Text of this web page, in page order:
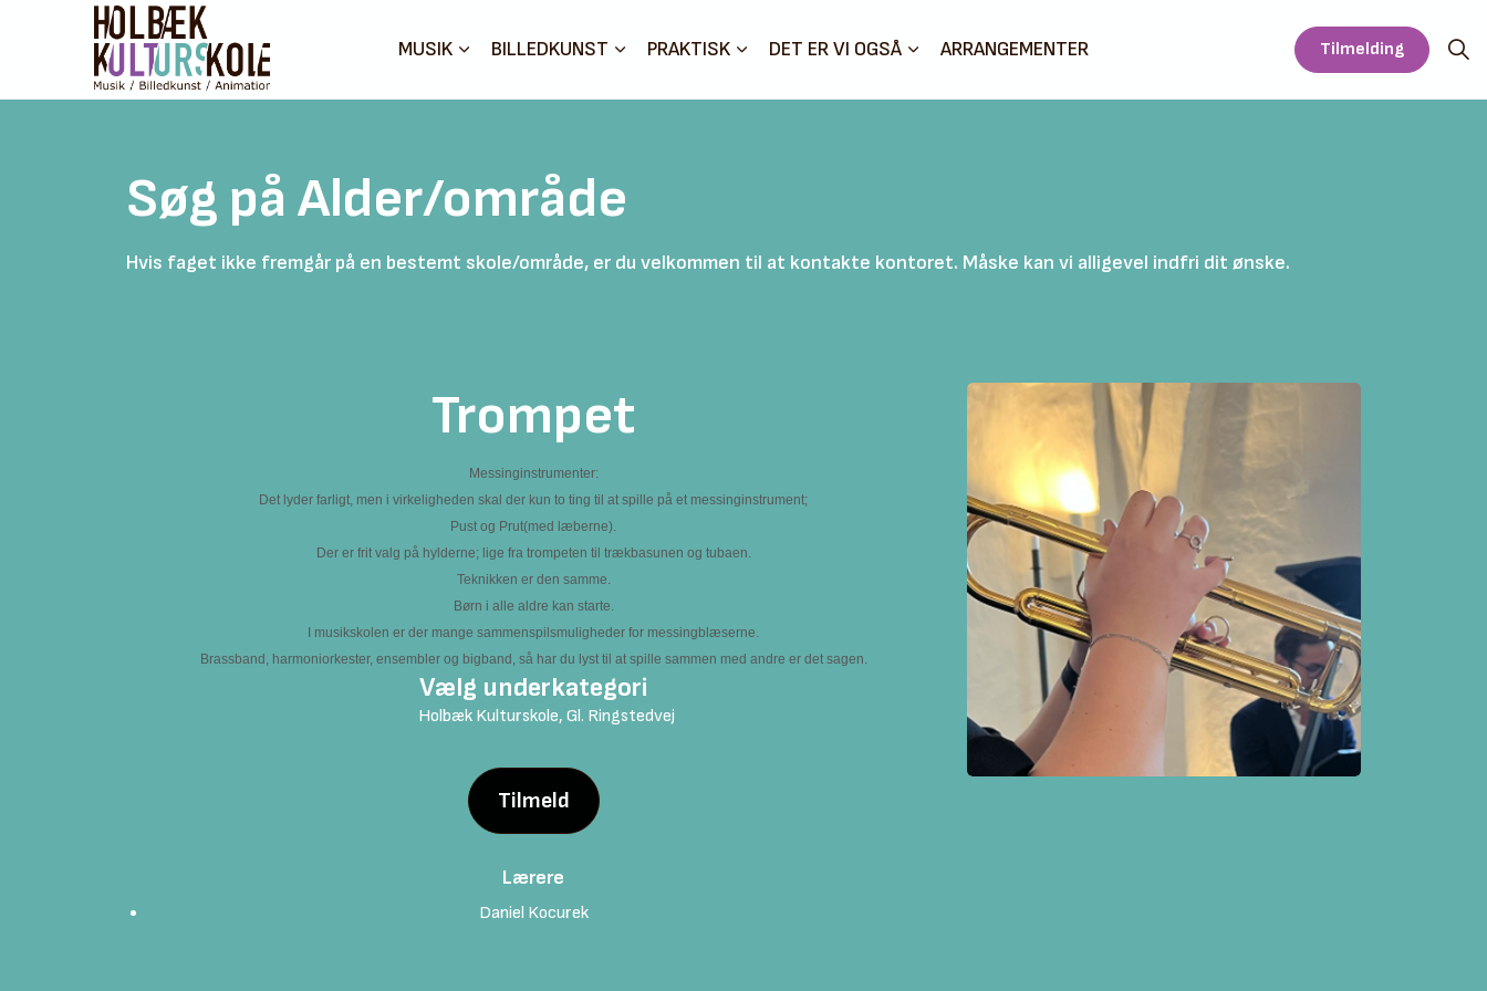
MUSIK BILLEDKUNST PRAKTISK DET ER VI OGSÅ ARRANGEMENTER Tilmelding
Søg på Alder/område
Hvis faget ikke fremgår på en bestemt skole/område, er du velkommen til at kontakte kontoret. Måske kan vi alligevel indfri dit ønske.
Trompet
Messinginstrumenter:
Det lyder farligt, men i virkeligheden skal der kun to ting til at spille på et messinginstrument;
Pust og Prut(med læberne).
Der er frit valg på hylderne; lige fra trompeten til trækbasunen og tubaen.
Teknikken er den samme.
Børn i alle aldre kan starte.
I musikskolen er der mange sammenspilsmuligheder for messingblæserne.
Brassband, harmoniorkester, ensembler og bigband, så har du lyst til at spille sammen med andre er det sagen.
Vælg underkategori
Holbæk Kulturskole, Gl. Ringstedvej
Tilmeld
Lærere
Daniel Kocurek